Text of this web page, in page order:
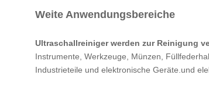
Weite Anwendungsbereiche
Ultraschallreiniger werden zur Reinigung
Instrumente, Werkzeuge, Münzen,
Industrieteile und elektronische Geräte.und